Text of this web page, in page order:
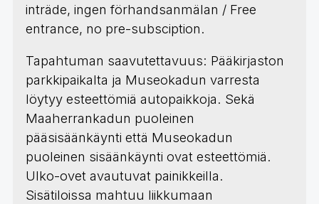
inträde, ingen förhandsanmälan / Free
entrance, no pre-subsciption.
Tapahtuman saavutettavuus: Pääkirjaston
parkkipaikalta ja Museokadun varresta
löytyy esteettömiä autopaikkoja. Sekä
Maaherrankadun puoleinen
pääsisäänkäynti että Museokadun
puoleinen sisäänkäynti ovat esteettömiä.
Ulko-ovet avautuvat painikkeilla.
Sisätiloissa mahtuu liikkumaan